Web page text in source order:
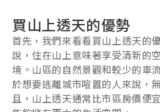
買山上透天的優勢
首先，我們來看看買山上透天的
說，住在山上意味著享受清新的
境。山區的自然景觀和較少的車
於想要逃離城市喧囂的人來說，
且，山上透天通常比市區房價便